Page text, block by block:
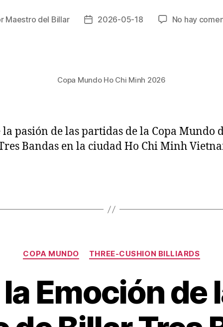
Maestro del Billar
Fecha2026-05-18 No hay
Copa Mundo Ho Chi Minh 2026
la pasión de las partidas de la Copa Mundo
Bandas en la ciudad Ho Chi Minh
Categorías
COPA MUNDO THREE-CUSHION BILLIARDS
Emoción de